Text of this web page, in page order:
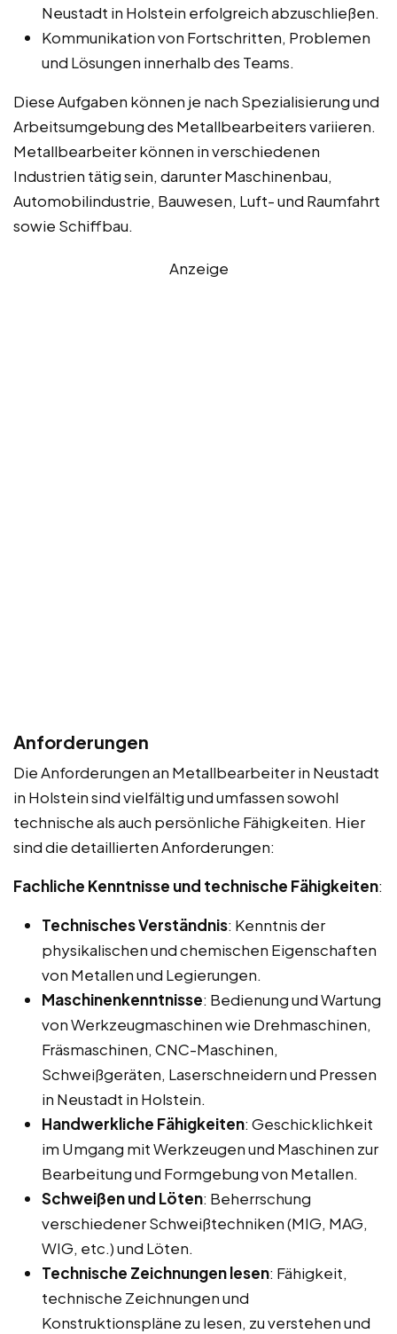
Neustadt in Holstein erfolgreich abzuschließen.
Kommunikation von Fortschritten, Problemen
und Lösungen innerhalb des Teams.
Diese Aufgaben können je nach Spezialisierung und
Arbeitsumgebung des Metallbearbeiters variieren.
Metallbearbeiter können in verschiedenen
Industrien tätig sein, darunter Maschinenbau,
Automobilindustrie, Bauwesen, Luft- und Raumfahrt
sowie Schiffbau.
Anzeige
Anforderungen
Die Anforderungen an Metallbearbeiter in Neustadt
in Holstein sind vielfältig und umfassen sowohl
technische als auch persönliche Fähigkeiten. Hier
sind die detaillierten Anforderungen:
Fachliche Kenntnisse und technische Fähigkeiten:
Technisches Verständnis: Kenntnis der
physikalischen und chemischen Eigenschaften
von Metallen und Legierungen.
Maschinenkenntnisse: Bedienung und Wartung
von Werkzeugmaschinen wie Drehmaschinen,
Fräsmaschinen, CNC-Maschinen,
Schweißgeräten, Laserschneidern und Pressen
in Neustadt in Holstein.
Handwerkliche Fähigkeiten: Geschicklichkeit
im Umgang mit Werkzeugen und Maschinen zur
Bearbeitung und Formgebung von Metallen.
Schweißen und Löten: Beherrschung
verschiedener Schweißtechniken (MIG, MAG,
WIG, etc.) und Löten.
Technische Zeichnungen lesen: Fähigkeit,
technische Zeichnungen und
Konstruktionspläne zu lesen, zu verstehen und